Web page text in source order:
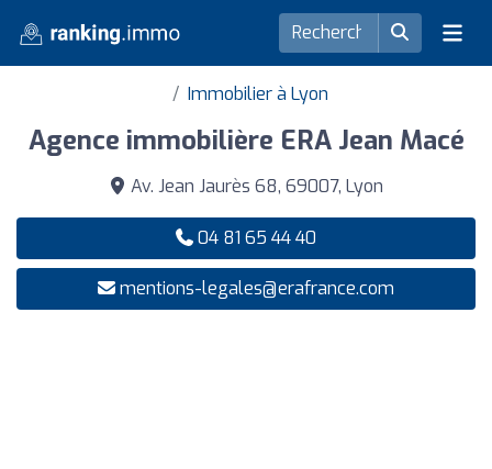
Immobilier à Lyon
Agence immobilière ERA Jean Macé
Av. Jean Jaurès 68, 69007, Lyon
04 81 65 44 40
mentions-legales@erafrance.com